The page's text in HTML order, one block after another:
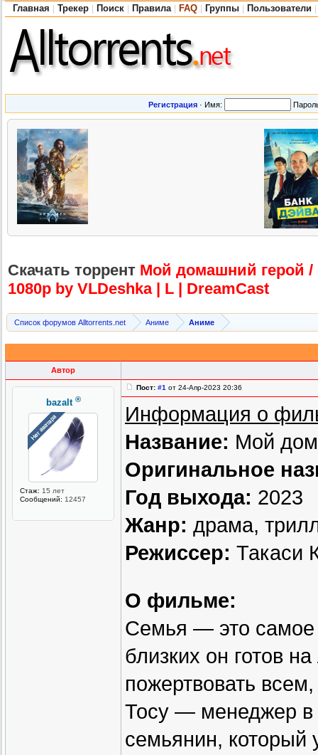
Главная Трекер Поиск Правила FAQ Группы Пользователи
Регистрация · Имя:
Скачать торрент Мой домашний герой /
1080p by VLDeshka | L | DreamCast
Список форумов Alltorrents.net Аниме Аниме
Автор
bazalt ®
Стаж: 15 лет
Сообщений: 12457
Пост: #1 от 24-Апр-2023 20:36
Информация о
Название: Мой
Оригинальное
Год выхода: 2023
Жанр: драма,
Режиссер: Такаси
О фильме:
Семья — это самое
близких он готов
пожертвовать
Тосу — менеджер в
семьянин, который